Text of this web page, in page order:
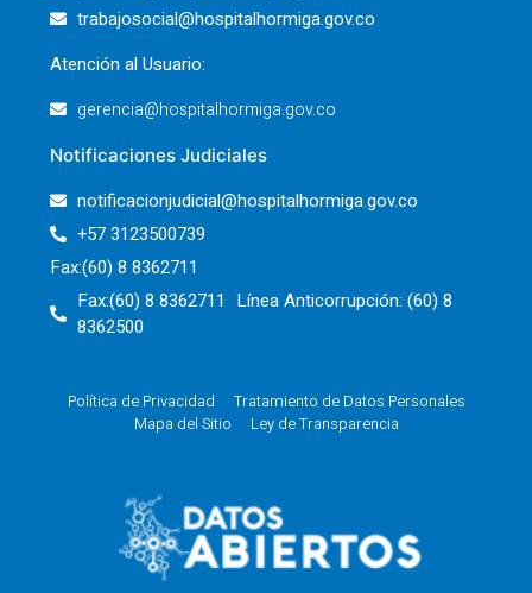
trabajosocial@hospitalhormiga.gov.co
Atención al Usuario:
gerencia@hospitalhormiga.gov.co
Notificaciones Judiciales
notificacionjudicial@hospitalhormiga.gov.co
+57 3123500739
Fax:(60) 8 8362711
Fax:(60) 8 8362711 Línea Anticorrupción: (60) 8
8362500
Política de Privacidad
Tratamiento de Datos Personales
Mapa del Sitio
Ley de Transparencia